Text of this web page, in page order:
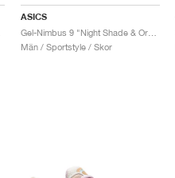
ASICS
Gel-Nimbus 9 "Night Shade & Orchid"
Män / Sportstyle / Skor